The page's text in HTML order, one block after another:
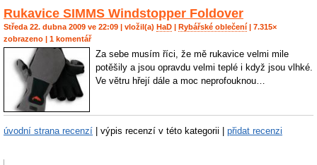
Rukavice SIMMS Windstopper Foldover
Středa 22. dubna 2009 ve 22:09 | vložil(a) HaD | Rybářské oblečení | 7.315×
zobrazeno | 1 komentář
Za sebe musím říci, že mě rukavice velmi mile
potěšily a jsou opravdu velmi teplé i když jsou vlhké.
Ve větru hřejí dále a moc neprofouknou…
úvodní strana recenzí | výpis recenzí v této kategorii | přidat recenzi